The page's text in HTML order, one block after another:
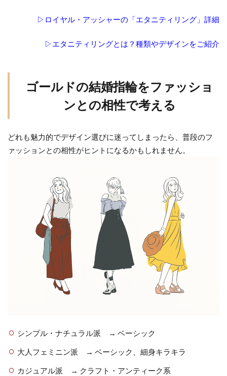
▷ロイヤル・アッシャーの「エタニティリング」詳細
▷エタニティリングとは？種類やデザインをご紹介
ゴールドの結婚指輪をファッショ
ンとの相性で考える
どれも魅力的でデザイン選びに迷ってしまったら、普段のフ
ァッションとの相性がヒントになるかもしれません。
シンプル・ナチュラル派 → ベーシック
大人フェミニン派 → ベーシック、細身キラキラ
カジュアル派 → クラフト・アンティーク系